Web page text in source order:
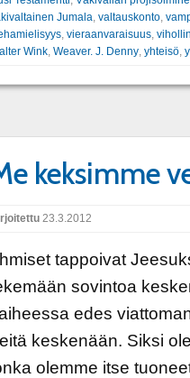
Jumala, valtauskonto,
, vieraanvaraisuus,
Wink, Weaver. J. Denny, yhteisö,
keksimme
23.3.2012
tappoivat
sovintoa
edes
keskenään. Siksi
olemme itse